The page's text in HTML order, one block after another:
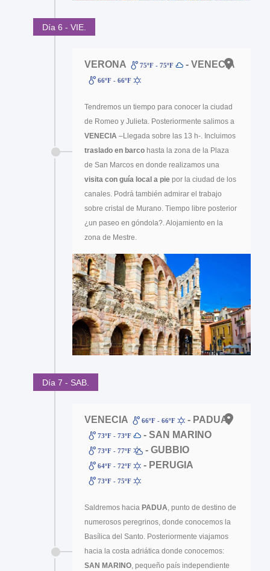
Día 6 - VIE.
VERONA 75ºF - 75ºF - VENECIA
66ºF - 66ºF
Tendremos un tiempo para conocer la ciudad
de Romeo y Julieta. Posteriormente salimos a
VENECIA –Llegada sobre las 13 h-. Incluimos
traslado en barco hasta la zona de la Plaza
de San Marcos en donde realizamos una
visita con guía local a pie por la ciudad de los
canales. Podrá también admirar el trabajo
sobre cristal de Murano. Tiempo libre posterior
¿un paseo en góndola?. Alojamiento en la
zona de Mestre.
Día 7 - SAB.
VENECIA 66ºF - 66ºF - PADUA
73ºF - 73ºF - SAN MARINO
73ºF - 77ºF - GUBBIO
64ºF - 72ºF - PERUGIA
73ºF - 75ºF
Saldremos hacia PADUA, punto de destino de
numerosos peregrinos, donde conocemos la
Basílica del Santo. Posteriormente viajamos
hacia la costa adriática donde conocemos:
SAN MARINO, pequeño país independiente